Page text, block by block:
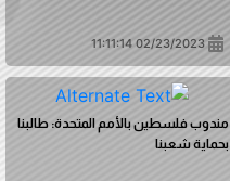
02/23/2023 11:11:14
مندوب فلسطين بالأمم المتحدة: طالبنا
بحماية شعبنا